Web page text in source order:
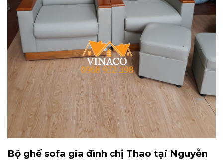
Bộ ghế sofa gia đình chị Thao tại Nguyễn